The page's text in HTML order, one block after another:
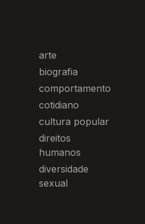
arte
biografia
comportamento
cotidiano
cultura popular
direitos
humanos
diversidade
sexual